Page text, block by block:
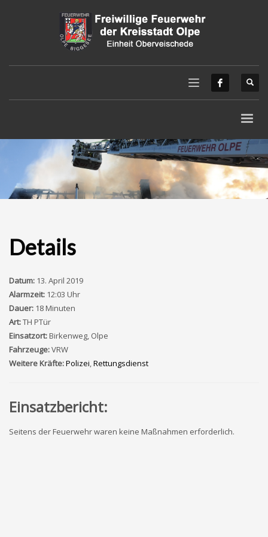
Details
Datum: 13. April 2019
Alarmzeit: 12:03 Uhr
Dauer: 18 Minuten
Art:TH PTür
Einsatzort:Birkenweg, Olpe
Fahrzeuge:VRW
Weitere Kräfte:Polizei,Rettungsdienst
Einsatzbericht:
Seitens der Feuerwehr waren keine Maßnahmen erforderlich.